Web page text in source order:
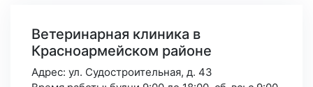
Ветеринарная клиника в
Красноармейском районе
Адрес: ул. Судостроительная, д. 43